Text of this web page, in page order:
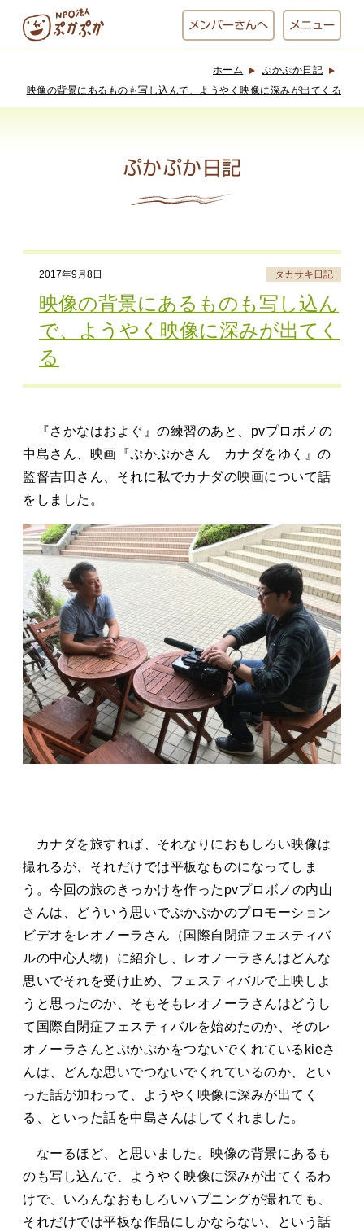
メンバーさんへ メニュー
ぷかぷか
お休み中
アート屋
わんど
お知らせ ぷかぷか日記
アクセス 採用情報
お問い合わせ
ホーム
ぷかぷか日記
映像の背景にあるものも写し込んで、ようやく映像に深みが出てくる
ぷかぷか日記
2017年9月8日 タカサキ日記
映像の背景にあるものも写し込ん
で、ようやく映像に深みが出てく
る
『さかなはおよぐ』の練習のあと、pvプロボノの
中島さん、映画『ぷかぷかさん カナダをゆく』の
監督吉田さん、それに私でカナダの映画について話
をしました。
カナダを旅すれば、それなりにおもしろい映像は
撮れるが、それだけでは平板なものになってしま
う。今回の旅のきっかけを作ったpvプロボノの内山
さんは、どういう思いでぷかぷかのプロモーション
ビデオをレオノーラさん（国際自閉症フェスティバ
ルの中心人物）に紹介し、レオノーラさんはどんな
思いでそれを受け止め、フェスティバルで上映しよ
うと思ったのか、そもそもレオノーラさんはどうし
て国際自閉症フェスティバルを始めたのか、そのレ
オノーラさんとぷかぷかをつないでくれているkieさ
んは、どんな思いでつないでくれているのか、とい
った話が加わって、ようやく映像に深みが出てく
る、といった話を中島さんはしてくれました。
なーるほど、と思いました。映像の背景にあるも
のも写し込んで、ようやく映像に深みが出てくるわ
けで、いろんなおもしろいハプニングが撮れても、
それだけでは平板な作品にしかならない、という話